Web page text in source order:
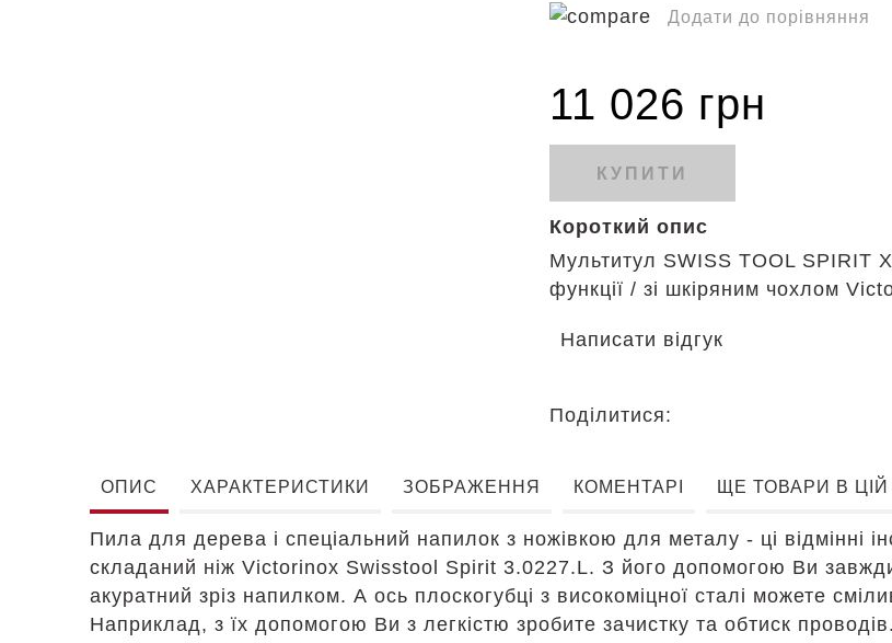
Додати до порівняння
11 026 грн
КУПИТИ
Короткий опис
Мультитул SWISS TOOL SPIRIT
функції / зі шкіряним чохлом
Написати відгук
Поділитися:
ОПИС ХАРАКТЕРИСТИКИ ЗОБРАЖЕННЯ КОМЕНТАРІ ЩЕ ТОВАРИ В ЦІЙ
Пила для дерева і спеціальний напилок з ножівкою для металу - ці відмінні
складаний ніж Victorinox Swisstool Spirit 3.0227.L. З його допомогою Ви
акуратний зріз напилком. А ось плоскогубці з високоміцної сталі можете
Наприклад, з їх допомогою Ви з легкістю зробите зачистку та обтиск